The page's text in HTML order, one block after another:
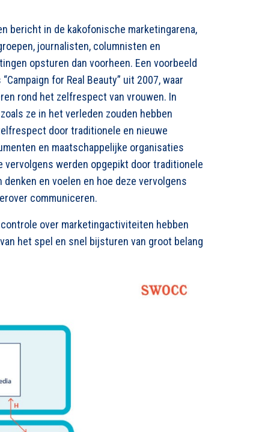
bericht in de kakofonische marketingarena,
journalisten, columnisten en
opsturen dan voorheen. Een voorbeeld
for Real Beauty” uit 2007, waar
rond het zelfrespect van vrouwen. In
ze in het verleden zouden hebben
door traditionele en nieuwe
en maatschappelijke organisaties
vervolgens werden opgepikt door traditionele
en voelen en hoe deze vervolgens
communiceren.
over marketingactiviteiten hebben
het spel en snel bijsturen van groot belang